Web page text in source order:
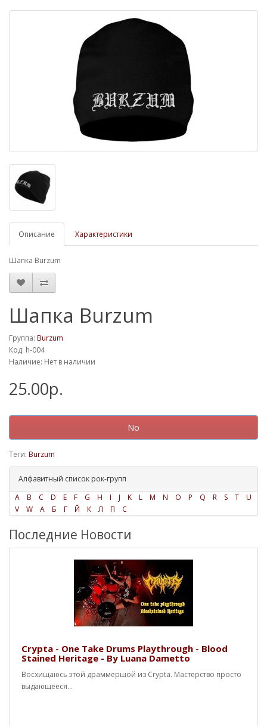
Описание Характеристики
Шапка Burzum
Шапка Burzum
Группа: Burzum
Код: h-004
Наличие: Нет в наличии
25.00р.
No
Теги: Burzum
Алфавитный список рок-групп
A
B C D E F G H I J K L M N O P Q R S T
U
V
W А Б Г Й К Л П С
Последние Новости
Crypta - One Take Drums Playthrough - Blood
Stained Heritage - By Luana Dametto
Восхищаюсь этой драммершой из Crypta. Мастерство просто
выдающееся...